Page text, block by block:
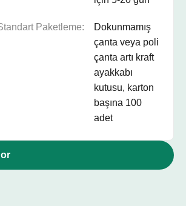
Paketleme:
Dokunmamış
çanta veya poli
çanta artı kraft
ayakkabı
kutusu, karton
başına 100
adet